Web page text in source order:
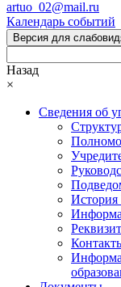
artuo_02@mail.ru
Календарь событий
Версия для
Назад
×
Сведения об
История